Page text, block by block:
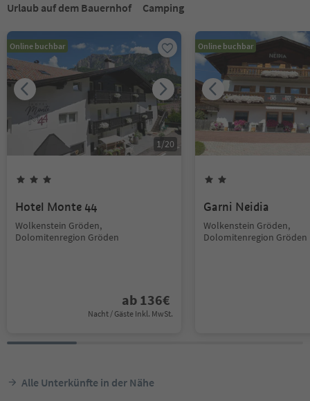
Urlaub auf dem Bauernhof
Camping
Online buchbar
1/20
Hotel Monte 44
Wolkenstein Gröden,
Dolomitenregion Gröden
ab 136€
Nacht / Gäste Inkl. MwSt.
Online buchbar
Garni Neidia
Wolkenstein Gröden,
Dolomitenregion Gröden
Alle Unterkünfte in der Nähe